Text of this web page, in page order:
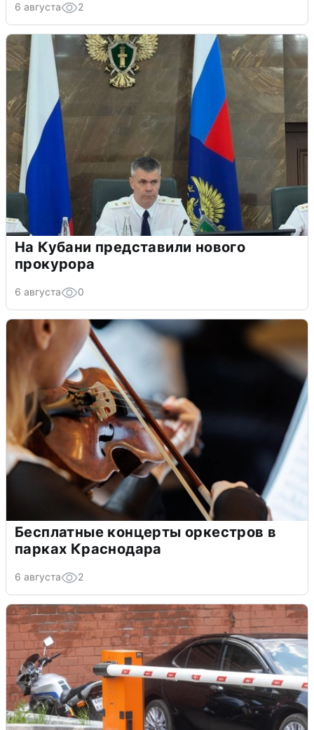
6 августа 2
На Кубани представили нового
прокурора
6 августа 0
Бесплатные концерты оркестров в
парках Краснодара
6 августа 2